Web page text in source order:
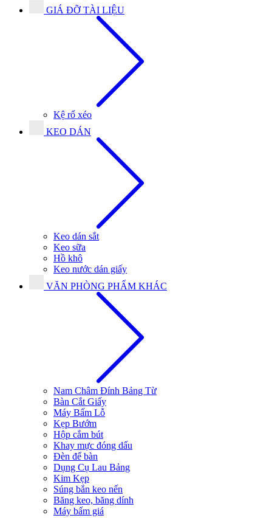
GIÁ ĐỠ TÀI LIỆU
Kệ rổ xéo
KEO DÁN
Keo dán sắt
Keo sữa
Hồ khô
Keo nước dán giấy
VĂN PHÒNG PHẨM KHÁC
Nam Châm Đính Bảng Từ
Bàn Cắt Giấy
Máy Bấm Lỗ
Kẹp Bướm
Hộp cắm bút
Khay mực đóng dấu
Đèn để bàn
Dụng Cụ Lau Bảng
Kim Kẹp
Súng bắn keo nến
Băng keo, băng dính
Máy bấm giá